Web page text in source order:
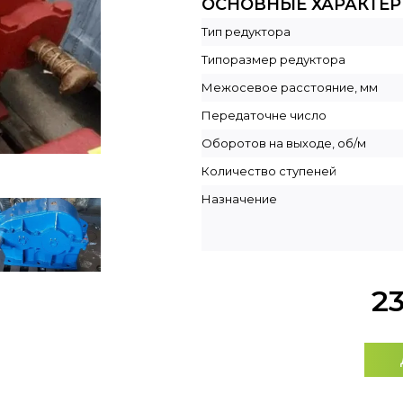
ОСНОВНЫЕ
Тип редуктора
Типоразмер редуктора
Межосевое расстояние, мм
Передаточне число
Оборотов на выходе, об/м
Количество ступеней
Назначение